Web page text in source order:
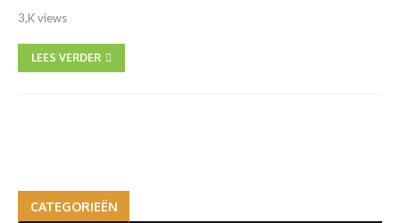
3,K views
LEES VERDER
CATEGORIEËN